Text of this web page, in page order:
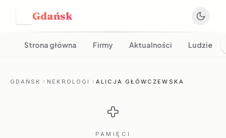
Gdańsk
Strona główna Firmy Aktualności Ludzie
GDAŃSK NEKROLOGI ALICJA GŁÓWCZEWSKA
PAMIĘCI